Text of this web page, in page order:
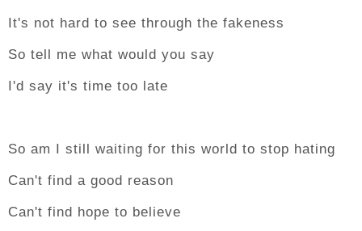
It's not hard to see through the fakeness
So tell me what would you say
I'd say it's time too late
So am I still waiting for this world to stop hating
Can't find a good reason
Can't find hope to believe